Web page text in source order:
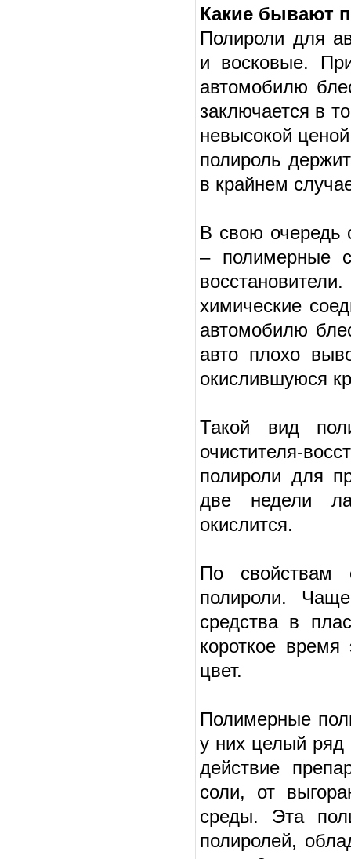
Какие бывают
Полироли для
и восковые.
автомобилю
заключается в
невысокой
полироль
в крайнем
В свою очередь
– полимерные
химические
автомобилю
авто плохо
окислившуюся
Такой вид
очистителя-
полироли для
две недели
окислится.
По свойствам
полироли.
средства в
короткое
цвет.
Полимерные
у них целый ряд
действие
соли, от
среды. Эта
полиролей,